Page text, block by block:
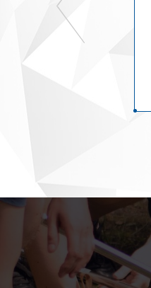
одноденний
Команда
тренінгу під
поставилася до
співробітники